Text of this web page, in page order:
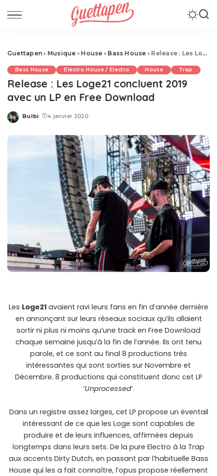
Guettapen › Musique › House › Bass House › Release : Les Loge21 concluent 2019 avec un LP en Free Download
Bass House Electro House / Electro House Trap
Release : Les Loge21 concluent 2019
avec un LP en Free Download
Posted
Bulbi 4 janvier 2020
Les Loge21 avaient ravi leurs fans en fin d’année dernière
en annonçant sur leurs réseaux sociaux qu’ils allaient
sortir ni plus ni moins qu’une track en Free Download
chaque semaine jusqu’à la fin de l’année. Ils ont tenu
parole, et ce sont au final 8 productions très
intéressantes qui sont sorties sur Novembre et
Décembre. 8 productions qui constituent donc cet LP
‘Unprocessed‘.
Dans un registre assez larges, cet LP propose un éventail
intéressant de ce que les Loge sont capables de
produire et de leurs influences, affirmées depuis
longtemps dans leurs sets. De la pure Electro à la Trap
aux accents Dirty Dutch, en passant par l’habituelle Bass
House qui les a fait connaître, l’opus propose réellement